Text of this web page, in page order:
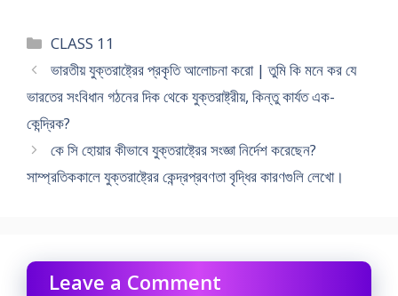
Categories
CLASS 11
ভারতীয় যুক্তরাষ্ট্রের প্রকৃতি আলােচনা করাে | তুমি কি মনে কর যে
ভারতের সংবিধান গঠনের দিক থেকে যুক্তরাষ্ট্রীয়, কিন্তু কার্যত এক-
কেন্দ্রিক?
কে সি হােয়ার কীভাবে যুক্তরাষ্ট্রের সংজ্ঞা নির্দেশ করেছেন?
সাম্প্রতিককালে যুক্তরাষ্ট্রের কেন্দ্রপ্রবণতা বৃদ্ধির কারণগুলি লেখাে।
Leave a Comment